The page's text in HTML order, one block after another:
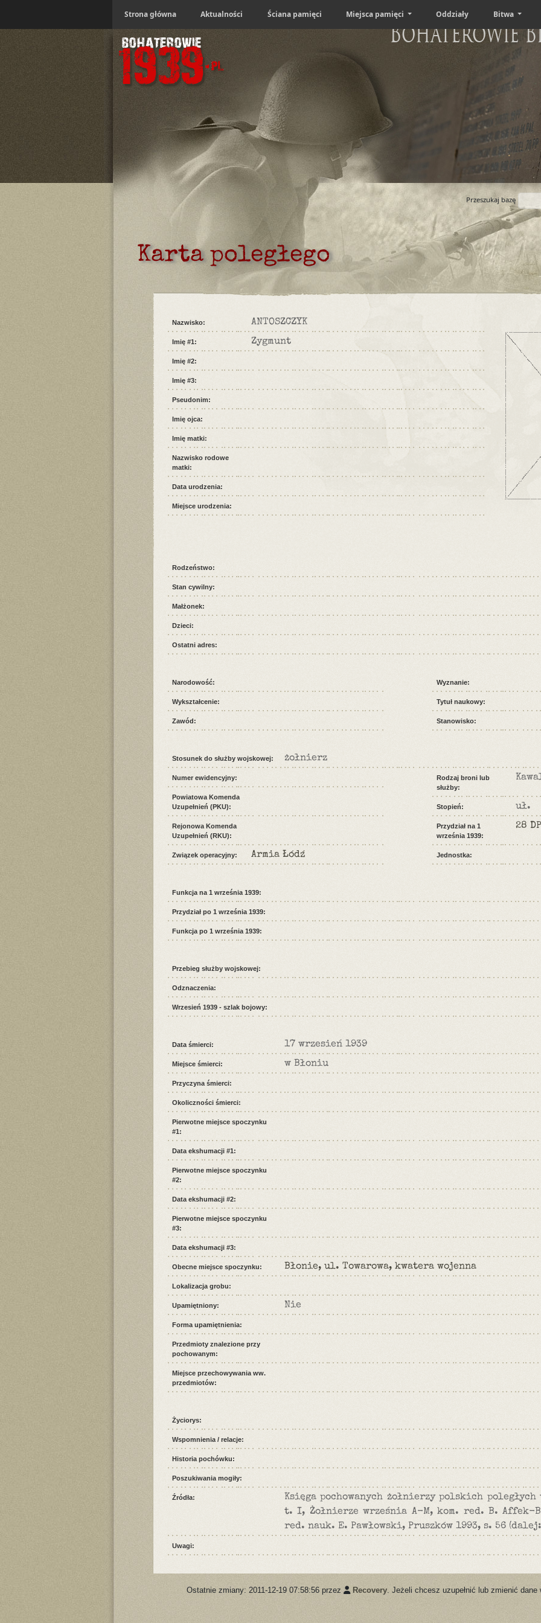
Strona główna Aktualności Ściana pamięci Miejsca pamięci Oddziały Bitwa
Bohaterowie
Przeszukaj bazę
Karta poległego
Nazwisko: ANTOSZCZYK
Imię #1: Zygmunt
Imię #2:
Imię #3:
Pseudonim:
Imię ojca:
Imię matki:
Nazwisko rodowe
matki:
Data urodzenia:
Miejsce urodzenia:
Rodzeństwo:
Stan cywilny:
Małżonek:
Dzieci:
Ostatni adres:
Narodowość:
Wykształcenie:
Zawód:
Wyznanie:
Tytuł naukowy:
Stanowisko:
Stosunek do służby wojskowej: żołnierz
Numer ewidencyjny:
Powiatowa Komenda
Uzupełnień (PKU):
Rejonowa Komenda
Uzupełnień (RKU):
Związek operacyjny: Armia Łódź
Rodzaj broni lub
służby:
Stopień: uł.
Przydział na 1
września 1939:
28 DP
Jednostka:
Funkcja na 1 września 1939:
Przydział po 1 września 1939:
Funkcja po 1 września 1939:
Przebieg służby wojskowej:
Odznaczenia:
Wrzesień 1939 - szlak bojowy:
Data śmierci: 17 wrzesień 1939
Miejsce śmierci: w Błoniu
Przyczyna śmierci:
Okoliczności śmierci:
Pierwotne miejsce spoczynku
#1:
Data ekshumacji #1:
Pierwotne miejsce spoczynku
#2:
Data ekshumacji #2:
Pierwotne miejsce spoczynku
#3:
Data ekshumacji #3:
Obecne miejsce spoczynku: Błonie, ul. Towarowa, kwatera wojenna
Lokalizacja grobu:
Upamiętniony: Nie
Forma upamiętnienia:
Przedmioty znalezione przy
pochowanym:
Miejsce przechowywania ww.
przedmiotów:
Życiorys:
Wspomnienia / relacje:
Historia pochówku:
Poszukiwania mogiły:
Źródła:
Księga pochowanych żołnierzy polskich
t. I, Żołnierze września A-M, kom. red. B.
red. nauk. E. Pawłowski, Pruszków 1993, s. 56 (dalej:
Uwagi:
Ostatnie zmiany: 2011-12-19 07:58:56 przez Recovery. Jeżeli chcesz uzupełnić lub zmienić